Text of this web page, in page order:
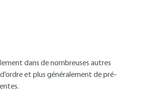
dans de nombreuses autres
et plus généralement de pré-